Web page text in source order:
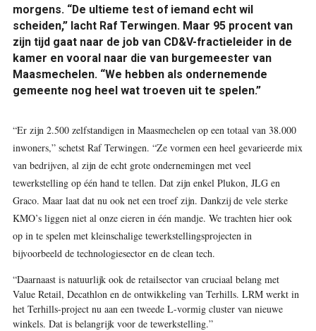
morgens. “De ultieme test of iemand echt wil
scheiden,” lacht Raf Terwingen. Maar 95 procent van
zijn tijd gaat naar de job van CD&V-fractieleider in de
kamer en vooral naar die van burgemeester van
Maasmechelen. “We hebben als ondernemende
gemeente nog heel wat troeven uit te spelen.”
“Er zijn 2.500 zelfstandigen in Maasmechelen op een totaal van 38.000
inwoners,” schetst Raf Terwingen. “Ze vormen een heel gevarieerde mix
van bedrijven, al zijn de echt grote ondernemingen met veel
tewerkstelling op één hand te tellen. Dat zijn enkel Plukon, JLG en
Graco. Maar laat dat nu ook net een troef zijn. Dankzij de vele sterke
KMO’s liggen niet al onze eieren in één mandje. We trachten hier ook
op in te spelen met kleinschalige tewerkstellingsprojecten in
bijvoorbeeld de technologiesector en de clean tech.
“Daarnaast is natuurlijk ook de retailsector van cruciaal belang met
Value Retail, Decathlon en de ontwikkeling van Terhills. LRM werkt in
het Terhills-project nu aan een tweede L-vormig cluster van nieuwe
winkels. Dat is belangrijk voor de tewerkstelling.”